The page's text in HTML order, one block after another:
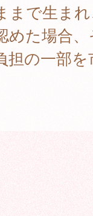
まで生ま
めた場合
担の一部